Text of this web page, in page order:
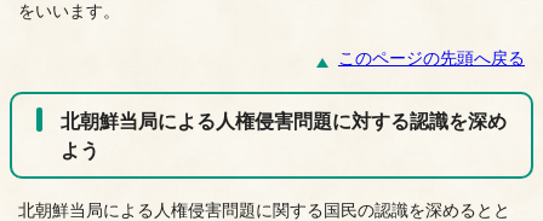
をいいます。
このページの先頭へ戻る
北朝鮮当局による人権侵害問題に対する認識を深め
よう
北朝鮮当局による人権侵害問題に関する国民の認識を深めるとと